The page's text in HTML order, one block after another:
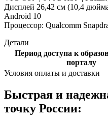
Дисплей 26,42 см (10,4
Android 10
Процессор: Qualcomm
Детали
Период доступа к
порталу
Условия оплаты и доставки
Быстрая и
точку России: